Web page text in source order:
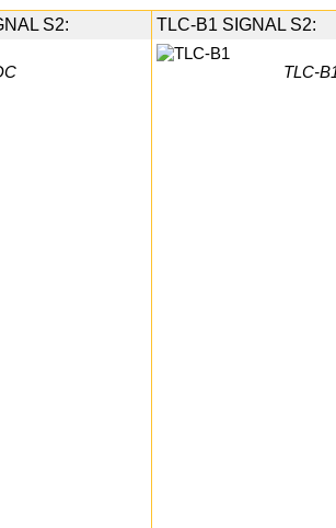
S2:
TLC-B1 SIGNAL S2:
TLC-